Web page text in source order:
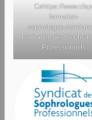
Cehttps://
formation-
sophrologue.com/
Formation des
Professionnels